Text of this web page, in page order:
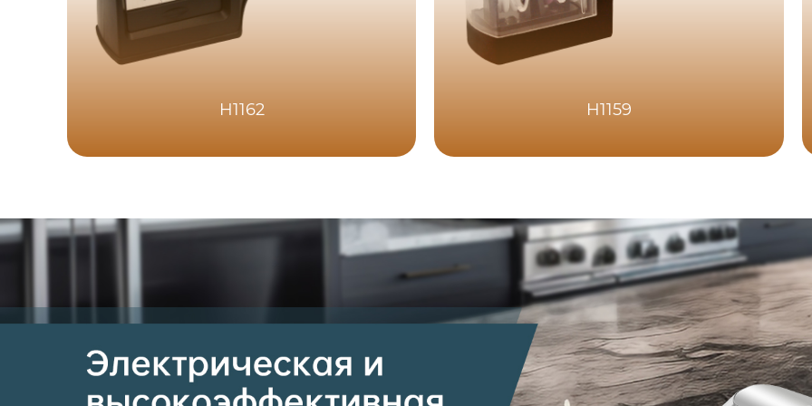
H1162 H1159